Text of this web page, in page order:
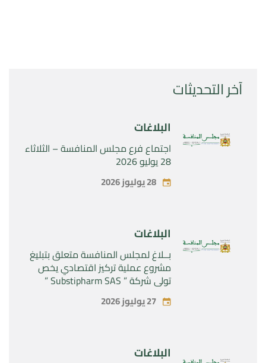
آخر التحديثات
البلاغات
اجتماع فرع مجلس المنافسة – الثلاثاء
28 يوليو 2026
28 يوليوز 2026
البلاغات
بــلاغ لمجلس المنافسة متعلق بتبليغ
مشروع عملية تركيز اقتصادي يخص
تولي شركة ” Substipharm SAS ”
المراقبة الحصرية للأصول والحقوق
المتعلقة بالمنتجين الصيدلانيين”
27 يوليوز 2026
البلاغات